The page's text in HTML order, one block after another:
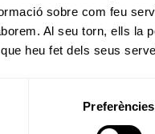
sobre com feu
Al seu torn, ells la
heu fet dels seus
Preferències